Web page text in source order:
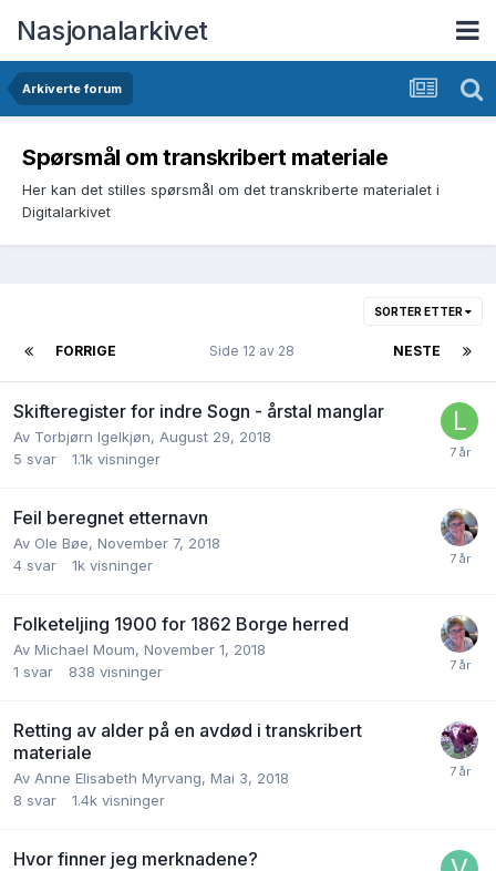
Nasjonalarkivet
Arkiverte forum
Spørsmål om transkribert materiale
Her kan det stilles spørsmål om det transkriberte materialet i
Digitalarkivet
SORTER ETTER
FORRIGE NESTE
Side 12 av 28
Skifteregister for indre Sogn - årstal manglar
Av Torbjørn Igelkjøn, August 29, 2018
5 svar 1.1k visninger
Feil beregnet etternavn
Av Ole Bøe, November 7, 2018
4 svar 1k visninger
Folketeljing 1900 for 1862 Borge herred
Av Michael Moum, November 1, 2018
1 svar 838 visninger
Retting av alder på en avdød i transkribert
materiale
Av Anne Elisabeth Myrvang, Mai 3, 2018
8 svar 1.4k visninger
Hvor finner jeg merknadene?